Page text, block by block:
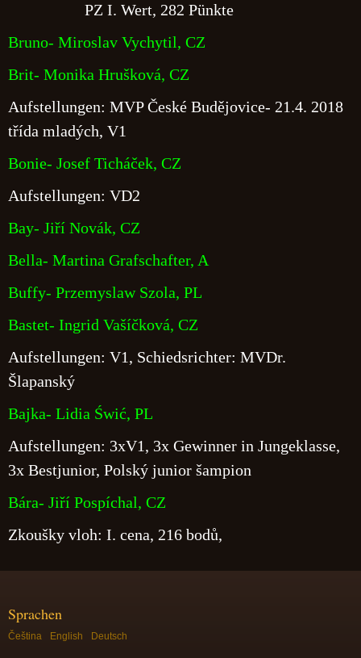
PZ I. Wert, 282 Pünkte
Bruno- Miroslav Vychytil, CZ
Brit- Monika Hrušková, CZ
Aufstellungen: MVP České Budějovice- 21.4. 2018
třída mladých, V1
Bonie- Josef Ticháček, CZ
Aufstellungen: VD2
Bay- Jiří Novák, CZ
Bella- Martina Grafschafter, A
Buffy- Przemyslaw Szola, PL
Bastet- Ingrid Vašíčková, CZ
Aufstellungen: V1, Schiedsrichter: MVDr.
Šlapanský
Bajka- Lidia Świć, PL
Aufstellungen: 3xV1, 3x Gewinner in Jungeklasse,
3x Bestjunior, Polský junior šampion
Bára- Jiří Pospíchal, CZ
Zkoušky vloh: I. cena, 216 bodů,
Sprachen
Čeština English Deutsch